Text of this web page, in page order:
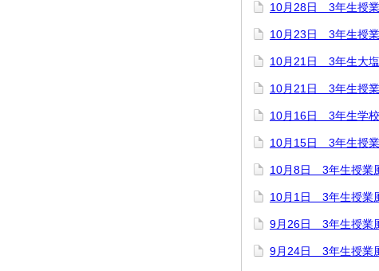
10月28日 3年生授
10月23日 3年生授
10月21日 3年生大
10月21日 3年生授
10月16日 3年生学
10月15日 3年生授
10月8日 3年生授業
10月1日 3年生授業
9月26日 3年生授業
9月24日 3年生授業